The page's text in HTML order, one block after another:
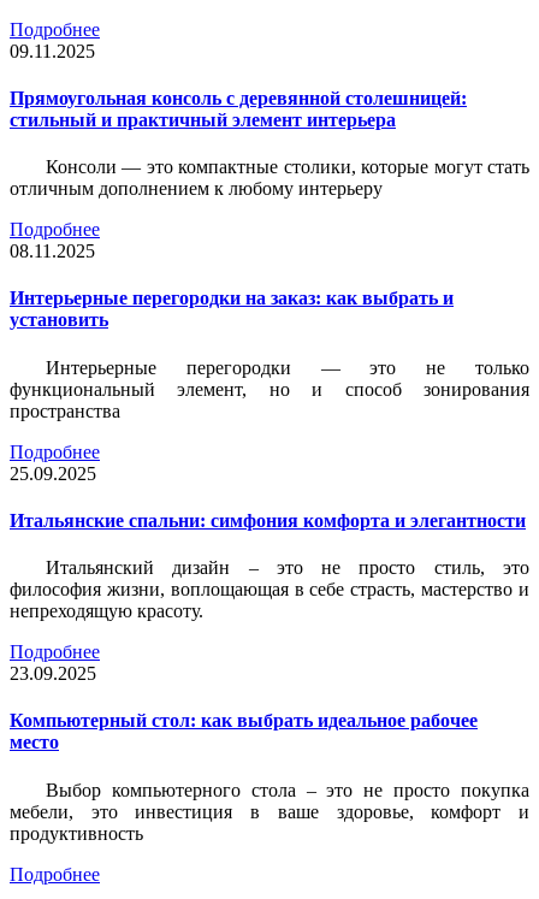
Подробнее
09.11.2025
Прямоугольная консоль с деревянной столешницей:
стильный и практичный элемент интерьера
Консоли — это компактные столики, которые могут стать
отличным дополнением к любому интерьеру
Подробнее
08.11.2025
Интерьерные перегородки на заказ: как выбрать и
установить
Интерьерные перегородки — это не только
функциональный элемент, но и способ зонирования
пространства
Подробнее
25.09.2025
Итальянские спальни: симфония комфорта и элегантности
Итальянский дизайн – это не просто стиль, это
философия жизни, воплощающая в себе страсть, мастерство и
непреходящую красоту.
Подробнее
23.09.2025
Компьютерный стол: как выбрать идеальное рабочее
место
Выбор компьютерного стола – это не просто покупка
мебели, это инвестиция в ваше здоровье, комфорт и
продуктивность
Подробнее